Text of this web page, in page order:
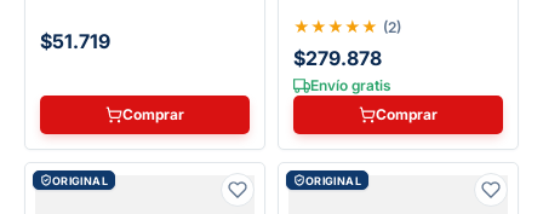
$51.719
Comprar
★★★★★ (2)
$279.878
Envío gratis
Comprar
ORIGINAL ORIGINAL